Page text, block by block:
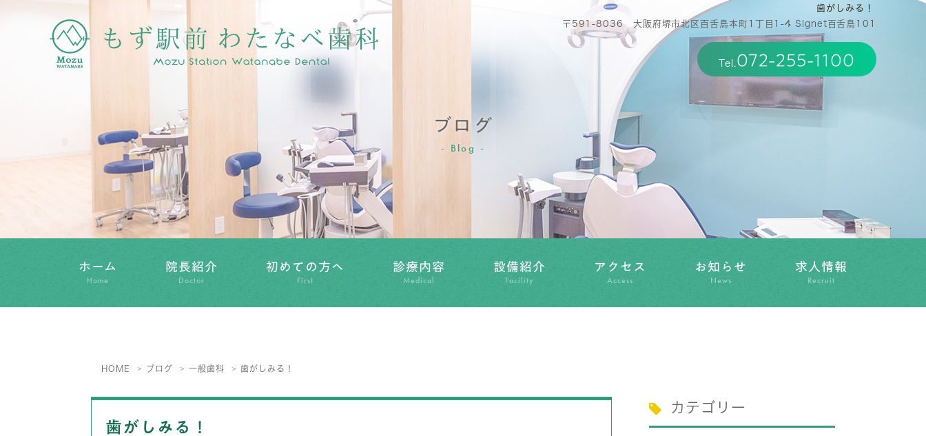
歯がしみる！
〒591-8036 大阪府堺市北区百舌鳥本町1丁目1-4 Signet百舌鳥101
Tel.072-255-1100
ブログ
Blog
ホーム
Home
院長紹介
Doctor
初めての方へ
First
診療内容
Medical
設備紹介
Facility
アクセス
Access
お知らせ
News
求人情報
Recruit
HOME ブログ 一般歯科 歯がしみる！
歯がしみる！
カテゴリー